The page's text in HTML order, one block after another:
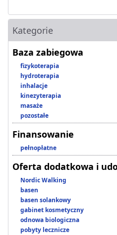
Kategorie
Baza zabiegowa
fizykoterapia
hydroterapia
inhalacje
kinezyterapia
masaże
pozostałe
Finansowanie
pełnopłatne
Oferta dodatkowa i
Nordic Walking
basen
basen solankowy
gabinet kosmetyczny
odnowa biologiczna
pobyty lecznicze